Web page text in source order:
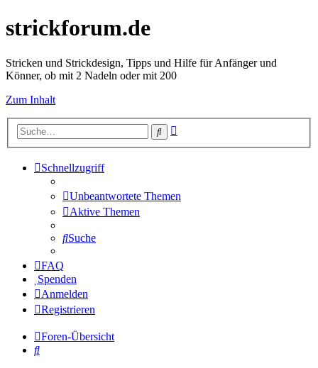
strickforum.de
Stricken und Strickdesign, Tipps und Hilfe für Anfänger und
Könner, ob mit 2 Nadeln oder mit 200
Zum Inhalt
Suche
Schnellzugriff
Unbeantwortete Themen
Aktive Themen
Suche
FAQ
Spenden
Anmelden
Registrieren
Foren-Übersicht
Suche